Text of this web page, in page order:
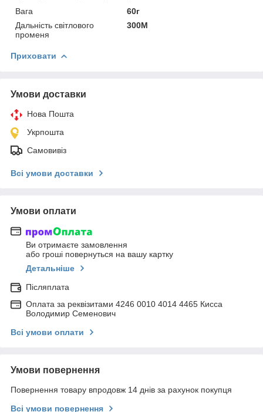
Вага
60г
Дальність світлового
променя
300M
Приховати
Умови доставки
Нова Пошта
Укрпошта
Самовивіз
Всі умови доставки
Умови оплати
Ви отримаєте замовлення
або гроші повернуться на вашу картку
Детальніше
Післяплата
Оплата за реквізитами 4246 0010 4014 4465 Кисса
Володимир Семенович
Всі умови оплати
Умови повернення
Повернення товару впродовж 14 днів за рахунок покупця
Всі умови повернення